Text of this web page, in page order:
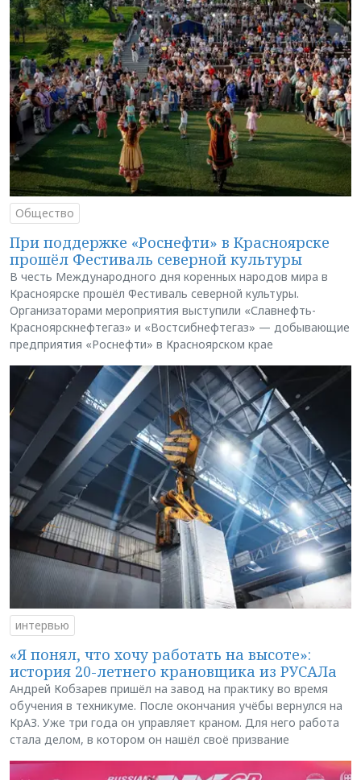
Общество
При поддержке «Роснефти» в Красноярске
прошёл Фестиваль северной культуры
В честь Международного дня коренных народов мира в
Красноярске прошёл Фестиваль северной культуры.
Организаторами мероприятия выступили «Славнефть-
Красноярскнефтегаз» и «Востсибнефтегаз» — добывающие
предприятия «Роснефти» в Красноярском крае
интервью
«Я понял, что хочу работать на высоте»:
история 20-летнего крановщика из РУСАЛа
Андрей Кобзарев пришёл на завод на практику во время
обучения в техникуме. После окончания учёбы вернулся на
КрАЗ. Уже три года он управляет краном. Для него работа
стала делом, в котором он нашёл своё призвание